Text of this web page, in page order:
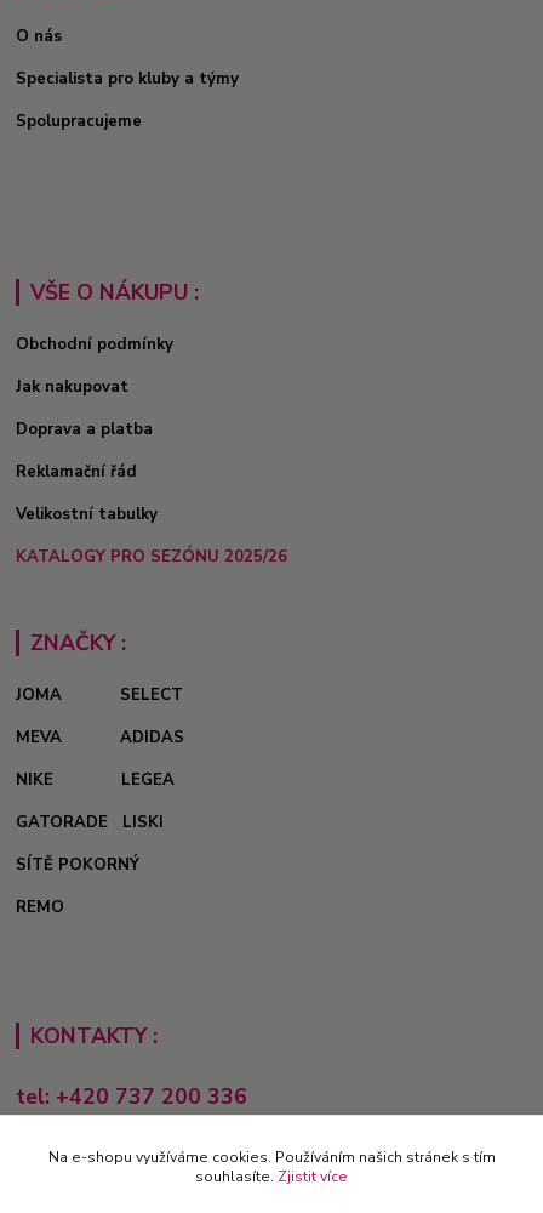
O nás
Specialista pro kluby a týmy
Spolupracujeme
VŠE O NÁKUPU :
Obchodní podmínky
Jak nakupovat
Doprava a platba
Reklamační řád
Velikostní tabulky
KATALOGY PRO SEZÓNU 2025/26
ZNAČKY :
JOMA
SELECT
MEVA
ADIDAS
NIKE
LEGEA
GATORADE
LISKI
SÍTĚ POKORNÝ
REMO
KONTAKTY :
tel: +420 737 200 336
Pondělí-Pátek: 8 - 17 hodin
obchod@e-sporting.cz
Na e-shopu využíváme cookies. Používáním našich stránek s tím
souhlasíte. Zjistit více